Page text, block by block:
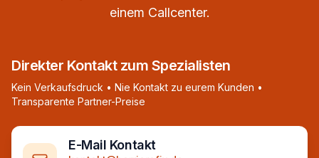
einem Callcenter.
Direkter Kontakt zum Spezialisten
Kein Verkaufsdruck • Nie Kontakt zu eurem Kunden •
Transparente Partner-Preise
E-Mail Kontakt